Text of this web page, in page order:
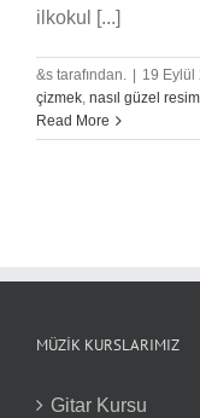
ilkokul [...]
&s tarafından. 19 Eylül
çizmek, nasıl güzel
Read More
MÜZIK KURSLARIMIZ
Gitar Kursu